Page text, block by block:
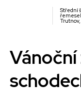
Střední
Trutnov,
Vánoční